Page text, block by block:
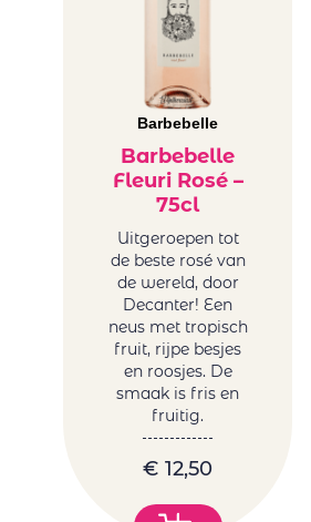
Barbebelle
Barbebelle
Fleuri Rosé –
75cl
Uitgeroepen tot
de beste rosé van
de wereld, door
Decanter! Een
neus met tropisch
fruit, rijpe besjes
en roosjes. De
smaak is fris en
fruitig.
€ 12,50